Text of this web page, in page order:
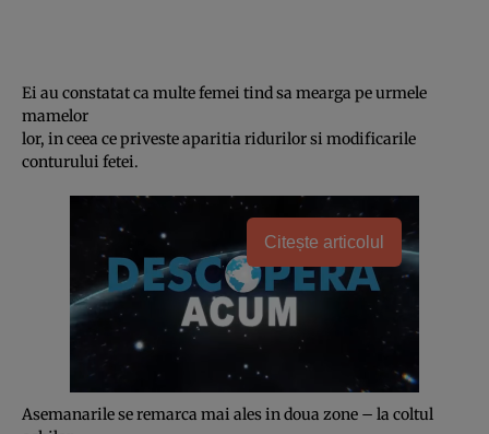
Ei au constatat ca multe femei tind sa mearga pe urmele
mamelor
lor, in ceea ce priveste aparitia ridurilor si modificarile
conturului fetei.
Citește articolul
Asemanarile se remarca mai ales in doua zone – la coltul